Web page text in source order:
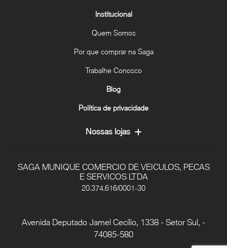
Institucional
Quem Somos
Por que comprar na Saga
Trabalhe Conosco
Blog
Política de privacidade
Nossas lojas
SAGA MUNIQUE COMERCIO DE VEICULOS, PECAS
E SERVICOS LTDA
20.374.616/0001-30
Avenida Deputado Jamel Cecílio, 1338 - Setor Sul, -
74085-580